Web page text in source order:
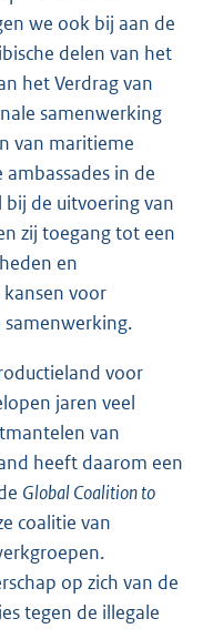
we ook bij aan de
delen van het
het Verdrag van
samenwerking
van maritieme
in de
de uitvoering van
zij toegang tot een
en
voor
voor
jaren veel
van
heeft daarom een
Global Coalition to
coalitie van
op zich van de
tegen de illegale